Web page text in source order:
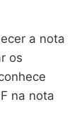
a nota
os
na nota